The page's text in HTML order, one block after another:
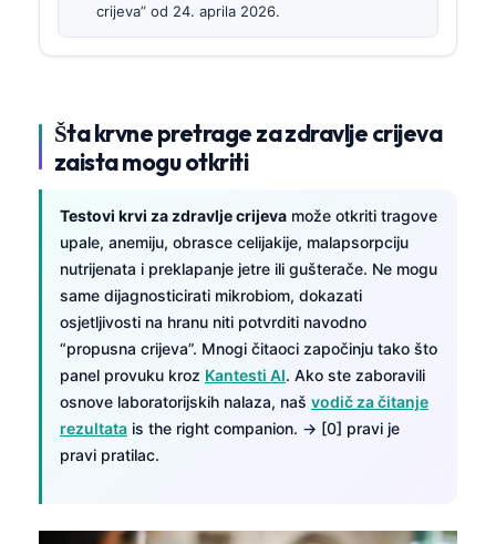
crijeva” od 24. aprila 2026.
Šta krvne pretrage za zdravlje crijeva
zaista mogu otkriti
Testovi krvi za zdravlje crijeva može otkriti tragove
upale, anemiju, obrasce celijakije, malapsorpciju
nutrijenata i preklapanje jetre ili gušterače. Ne mogu
same dijagnosticirati mikrobiom, dokazati
osjetljivosti na hranu niti potvrditi navodno
“propusna crijeva”. Mnogi čitaoci započinju tako što
panel provuku kroz Kantesti AI. Ako ste zaboravili
osnove laboratorijskih nalaza, naš vodič za čitanje
rezultata is the right companion. → [0] pravi je
pravi pratilac.